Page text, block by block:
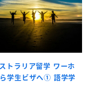
トラリア留学 ワーホ
学生ビザへ① 語学学